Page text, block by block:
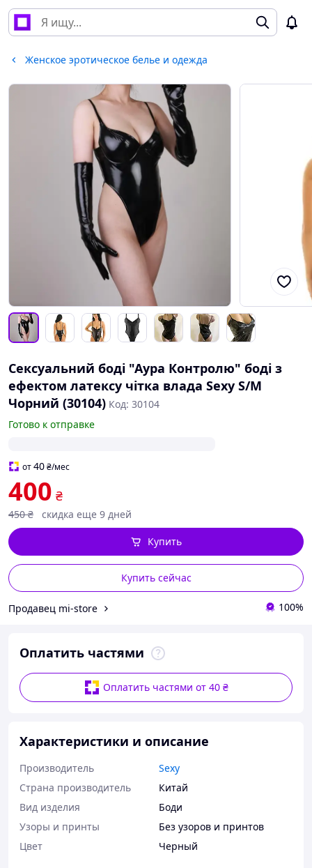
Женское эротическое белье и одежда
Сексуальний боді "Аура Контролю" боді з
ефектом латексу чітка влада Sexy S/M
Чорний (30104) Код: 30104
Готово к отправке
от40₴/мес
400 ₴
450 ₴ скидка еще 9 дней
Купить сейчас
Купить
Продавец mi-store 100%
Оплатить частями
Оплатить частями от 40 ₴
Характеристики и описание
Производитель
Sexy
Страна производитель
Китай
Вид изделия
Боди
Узоры и принты
Без узоров и принтов
Цвет
Черный